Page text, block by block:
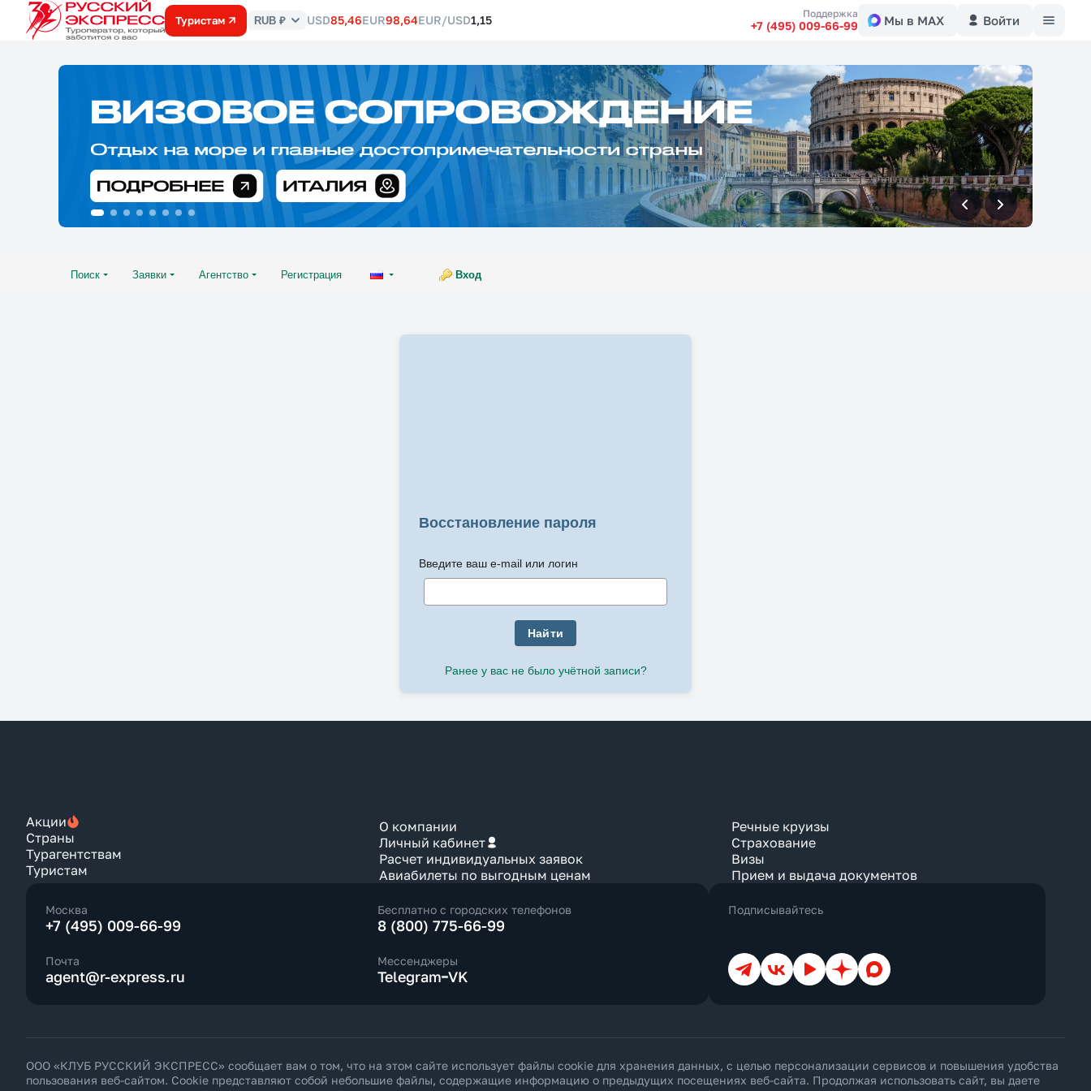
Туристам
Курс
RUB ₽ USD85,46EUR98,64EUR/USD1,15 Поддержка
+7 (495) 009-66-99 Мы в MAX Войти
впередвперед
Поиск Заявки Агентство Регистрация Вход
Восстановление пароля
Введите ваш e-mail или логин
Найти
Ранее у вас не было учётной записи?
Акции
Страны
Турагентствам
Туристам
О компании
Личный кабинет
Расчет индивидуальных заявок
Авиабилеты по выгодным ценам
Речные круизы
Страхование
Визы
Прием и выдача документов
Москва
+7 (495) 009-66-99
Бесплатно с городских телефонов
8 (800) 775-66-99
Почта
agent@r-express.ru
Мессенджеры
Telegram VK
Подписывайтесь
ТелеграмВКонтакте
YouTubeДзен Max
ООО «КЛУБ РУССКИЙ ЭКСПРЕСС» сообщает вам о том, что на этом сайте использует файлы cookie для хранения данных, с целью персонализации сервисов и повышения удобства
пользования веб-сайтом. Cookie представляют собой небольшие файлы, содержащие информацию о предыдущих посещениях веб-сайта. Продолжая использовать сайт, вы даете